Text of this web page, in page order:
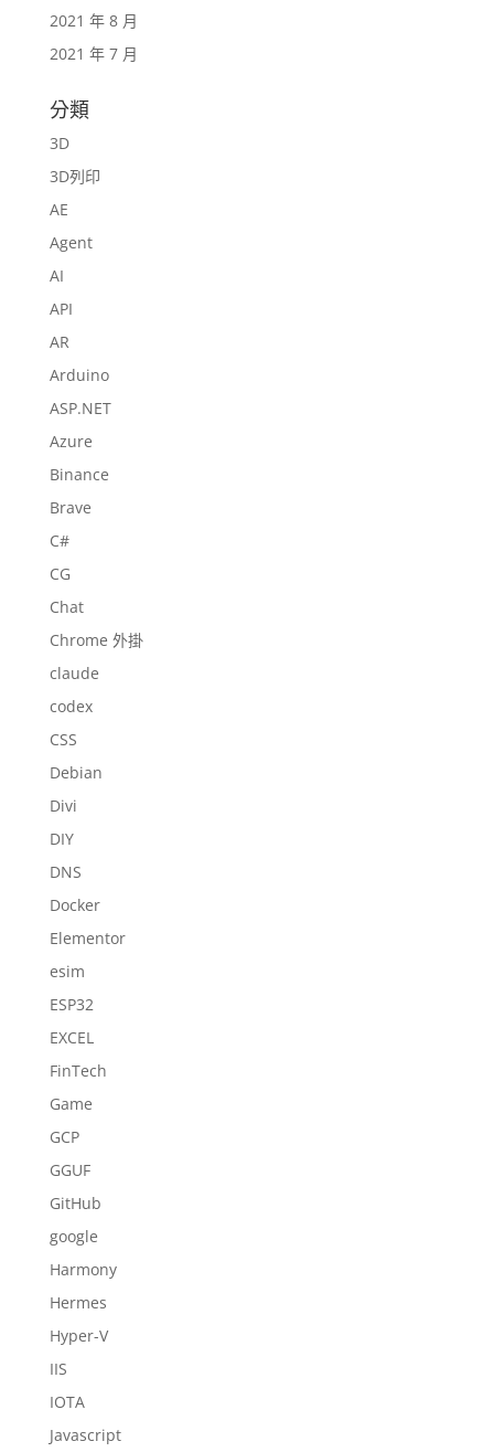
2021 年 8 月
2021 年 7 月
分類
3D
3D列印
AE
Agent
AI
API
AR
Arduino
ASP.NET
Azure
Binance
Brave
C#
CG
Chat
Chrome 外掛
claude
codex
CSS
Debian
Divi
DIY
DNS
Docker
Elementor
esim
ESP32
EXCEL
FinTech
Game
GCP
GGUF
GitHub
google
Harmony
Hermes
Hyper-V
IIS
IOTA
Javascript